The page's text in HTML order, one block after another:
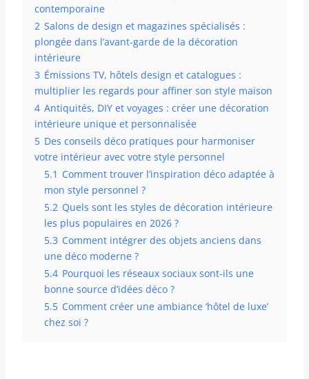
contemporaine
2 Salons de design et magazines spécialisés :
plongée dans l’avant-garde de la décoration
intérieure
3 Émissions TV, hôtels design et catalogues :
multiplier les regards pour affiner son style maison
4 Antiquités, DIY et voyages : créer une décoration
intérieure unique et personnalisée
5 Des conseils déco pratiques pour harmoniser
votre intérieur avec votre style personnel
5.1 Comment trouver l’inspiration déco adaptée à
mon style personnel ?
5.2 Quels sont les styles de décoration intérieure
les plus populaires en 2026 ?
5.3 Comment intégrer des objets anciens dans
une déco moderne ?
5.4 Pourquoi les réseaux sociaux sont-ils une
bonne source d’idées déco ?
5.5 Comment créer une ambiance ‘hôtel de luxe’
chez soi ?